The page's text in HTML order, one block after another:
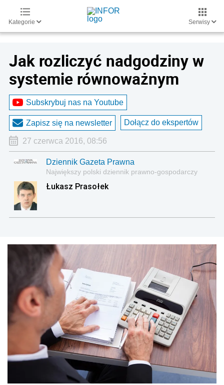
Kategorie Serwisy
Jak rozliczyć nadgodziny w
systemie równoważnym
Subskrybuj nas na Youtube
Zapisz się na newsletter Dołącz do ekspertów
27 czerwca 2016, 08:56
Dziennik Gazeta Prawna
Największy polski dziennik prawno-gospodarczy
Łukasz Prasołek